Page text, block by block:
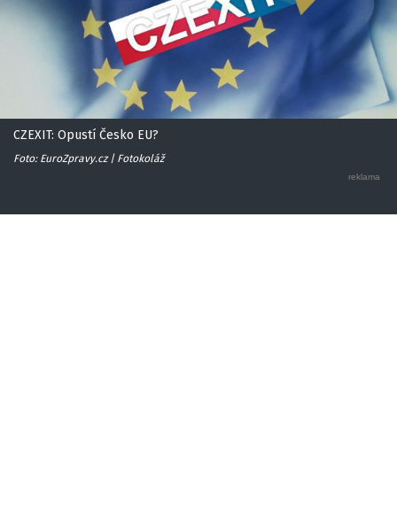
CZEXIT: Opustí Česko EU?
Foto: EuroZpravy.cz | Fotokoláž